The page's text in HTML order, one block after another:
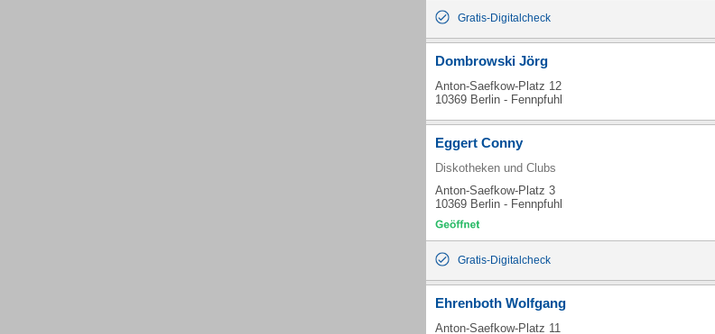
Gratis-Digitalcheck
Dombrowski Jörg
Anton-Saefkow-Platz 12
10369 Berlin - Fennpfuhl
Eggert Conny
Diskotheken und Clubs
Anton-Saefkow-Platz 3
10369 Berlin - Fennpfuhl
Gratis-Digitalcheck
Ehrenboth Wolfgang
Anton-Saefkow-Platz 11